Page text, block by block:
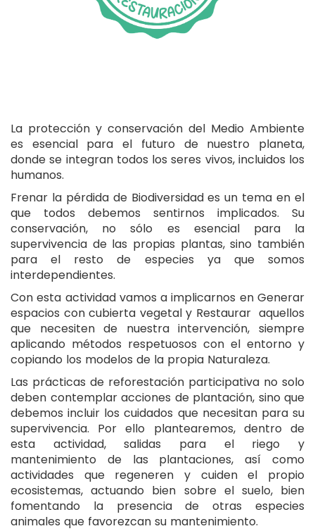
La protección y conservación del Medio Ambiente
es esencial para el futuro de nuestro planeta,
donde se integran todos los seres vivos, incluidos los
humanos.
Frenar la pérdida de Biodiversidad es un tema en el
que todos debemos sentirnos implicados. Su
conservación, no sólo es esencial para la
supervivencia de las propias plantas, sino también
para el resto de especies ya que somos
interdependientes.
Con esta actividad vamos a implicarnos en Generar
espacios con cubierta vegetal y Restaurar aquellos
que necesiten de nuestra intervención, siempre
aplicando métodos respetuosos con el entorno y
copiando los modelos de la propia Naturaleza.
Las prácticas de reforestación participativa no solo
deben contemplar acciones de plantación, sino que
debemos incluir los cuidados que necesitan para su
supervivencia. Por ello plantearemos, dentro de
esta actividad, salidas para el riego y
mantenimiento de las plantaciones, así como
actividades que regeneren y cuiden el propio
ecosistemas, actuando bien sobre el suelo, bien
fomentando la presencia de otras especies
animales que favorezcan su mantenimiento.